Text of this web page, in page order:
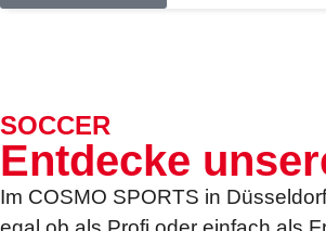
SOCCER
Entdecke
Im COSMO SPORTS in